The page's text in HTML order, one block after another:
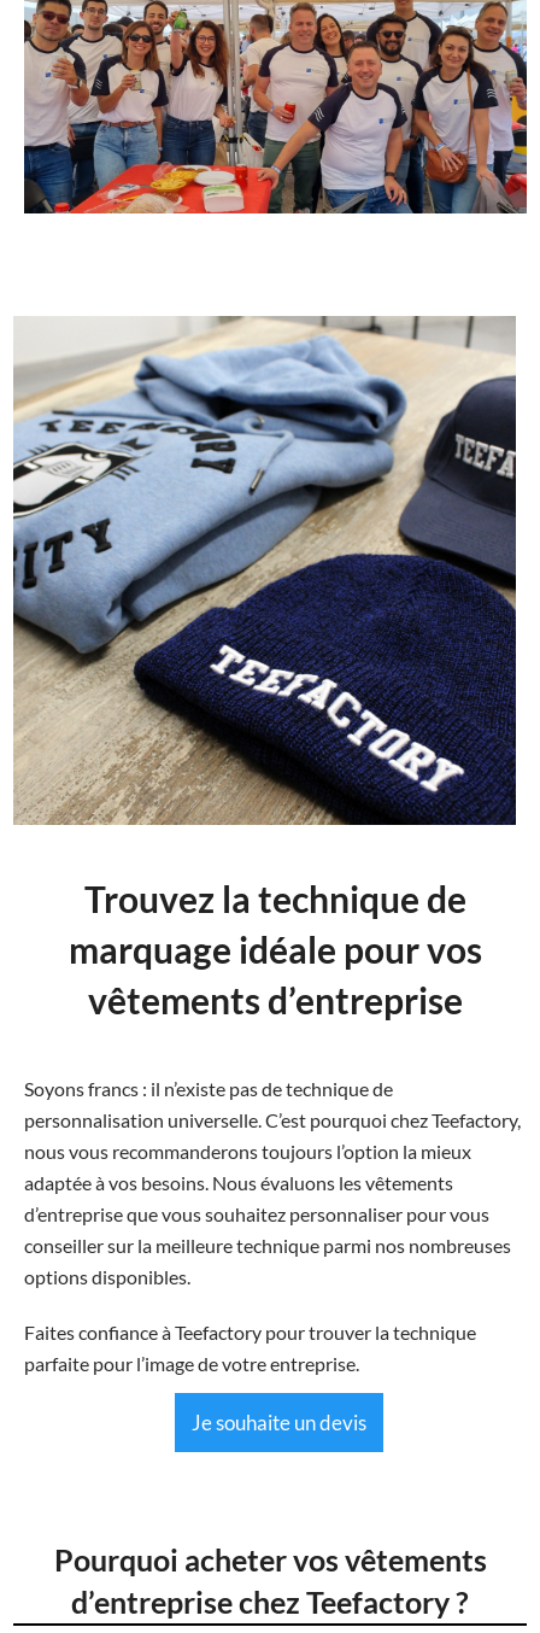
Trouvez la technique de
marquage idéale pour vos
vêtements d’entreprise
Soyons francs : il n’existe pas de technique de
personnalisation universelle. C’est pourquoi chez Teefactory,
nous vous recommanderons toujours l’option la mieux
adaptée à vos besoins. Nous évaluons les vêtements
d’entreprise que vous souhaitez personnaliser pour vous
conseiller sur la meilleure technique parmi nos nombreuses
options disponibles.
Faites confiance à Teefactory pour trouver la technique
parfaite pour l’image de votre entreprise.
Je souhaite un devis
Pourquoi acheter vos vêtements
d’entreprise chez Teefactory ?